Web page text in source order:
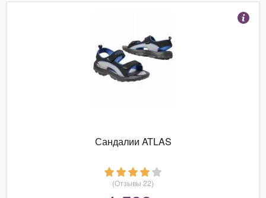
Сандалии ATLAS
(Отзывы 22)